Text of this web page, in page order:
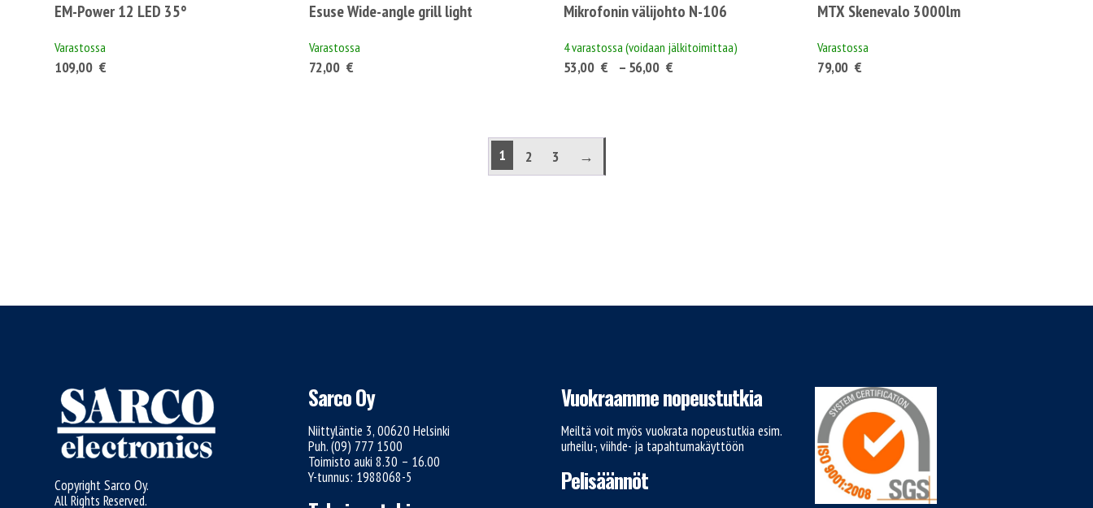
EM-Power 12 LED 35°
Varastossa
109,00 €
Esuse Wide-angle grill light
Varastossa
72,00 €
Mikrofonin välijohto N-106
4 varastossa (voidaan jälkitoimittaa)
53,00 € – 56,00 €
MTX Skenevalo 3000lm
Varastossa
79,00 €
1 2 3 →
Copyright Sarco Oy.
All Rights Reserved.
Sarco Oy
Niittyläntie 3, 00620 Helsinki
Puh. (09) 777 1500
Toimisto auki 8.30 – 16.00
Y-tunnus: 1988068-5
Vuokraamme nopeustutkia
Meiltä voit myös vuokrata nopeustutkia esim.
urheilu-, viihde- ja tapahtumakäyttöön
Pelisäännöt